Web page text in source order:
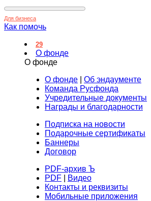
Для бизнеса
Как помочь
29
О фонде
О фонде
О фонде
Об эндаументе
Команда Русфонда
Учредительные документы
Награды и благодарности
Подписка на новости
Подарочные сертификаты
Баннеры
Договор
PDF-архив Ъ
PDF
Видео
Контакты и реквизиты
Мобильные приложения